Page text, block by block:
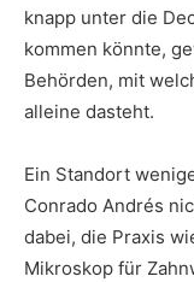
knapp unter die
kommen könnte,
Behörden, mit
alleine dasteht.
Ein Standort
Conrado Andrés
dabei, die Praxis
Mikroskop für